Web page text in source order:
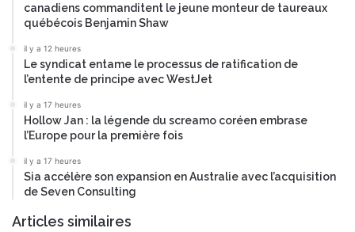
canadiens commanditent le jeune monteur de taureaux
québécois Benjamin Shaw
il y a 12 heures
Le syndicat entame le processus de ratification de
l’entente de principe avec WestJet
il y a 17 heures
Hollow Jan : la légende du screamo coréen embrase
l’Europe pour la première fois
il y a 17 heures
Sia accélère son expansion en Australie avec l’acquisition
de Seven Consulting
Articles similaires